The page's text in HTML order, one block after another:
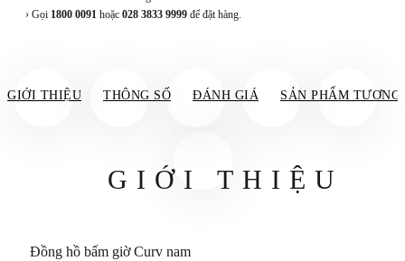
› Gọi 1800 0091 hoặc 028 3833 9999 để đặt hàng.
GIỚI THIỆU THÔNG SỐ ĐÁNH GIÁ SẢN PHẨM TƯƠNG
GIỚI THIỆU
Đồng hồ bấm giờ Curv nam